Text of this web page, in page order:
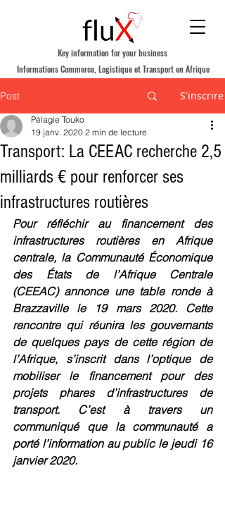
Informations Commerce, Logistique et Transport en Afrique
Key information for your business
Post S'inscrire
Transport: La CEEAC recherche 2,5
milliards € pour renforcer ses
infrastructures routières
Pélagie Touko
19 janv. 2020 2 min de lecture
Pour réfléchir au financement des
infrastructures routières en Afrique
centrale, la Communauté Économique
des États de l’Afrique Centrale
(CEEAC) annonce une table ronde à
Brazzaville le 19 mars 2020. Cette
rencontre qui réunira les gouvernants
de quelques pays de cette région de
l’Afrique, s’inscrit dans l’optique de
mobiliser le financement pour des
projets phares d’infrastructures de
transport. C’est à travers un
communiqué que la communauté a
porté l’information au public le jeudi 16
janvier 2020.